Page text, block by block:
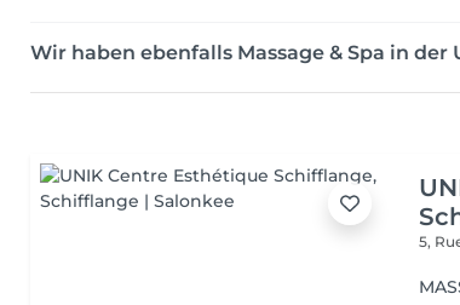
Wir haben ebenfalls Massage & Spa in
5,